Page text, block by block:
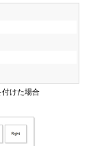
けた場合